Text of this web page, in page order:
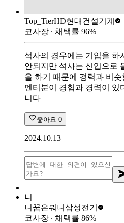
Top_TierHD현대건설기계
코사장 ∙ 채택률 96%
석사의 경우에는 기입을 하
안되지만 석사는 신입으로
을 하기 때문에 경력과 비
멘티분이 경험과 경력이 있
니다
좋아요 0
2024.10.13
니
니꿈은뭐니 삼성전기
코사장 ∙ 채택률 86%